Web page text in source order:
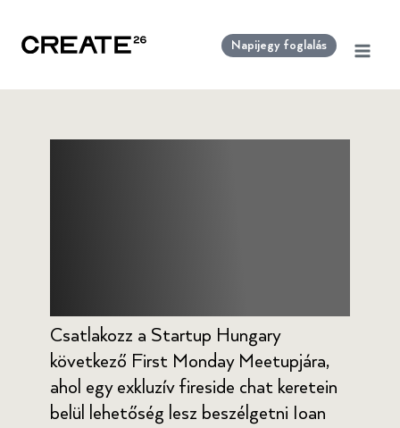
Napijegy foglalás
Csatlakozz a Startup Hungary
következő First Monday Meetupjára,
ahol egy exkluzív fireside chat keretein
belül lehetőség lesz beszélgetni Ioan